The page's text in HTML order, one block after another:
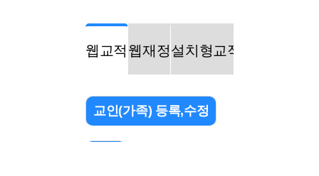
웹교적 웹재정설치형교적
교인(가족) 등록,수정